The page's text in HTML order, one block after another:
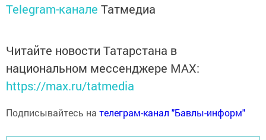
Telegram-канале Татмедиа
Читайте новости Татарстана в
национальном мессенджере MАХ:
https://max.ru/tatmedia
Подписывайтесь на телеграм-канал "Бавлы-информ"